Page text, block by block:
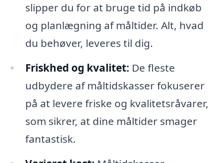
slipper du for at bruge tid på indkøb
og planlægning af måltider. Alt, hvad
du behøver, leveres til dig.
Friskhed og kvalitet: De fleste
udbydere af måltidskasser fokuserer
på at levere friske og kvalitetsråvarer,
som sikrer, at dine måltider smager
fantastisk.